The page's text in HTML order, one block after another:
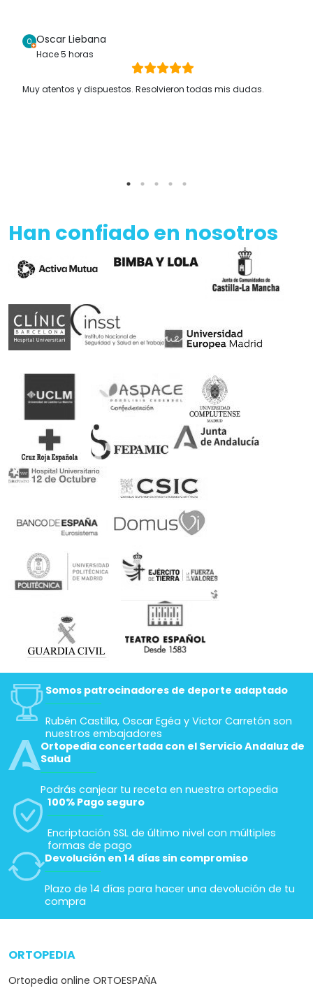
Oscar Liebana
Hace 5 horas
Muy atentos y dispuestos. Resolvieron todas mis dudas.
Han confiado en nosotros
Somos patrocinadores de deporte adaptado
Rubén Castilla, Oscar Egéa y Victor Carretón son
nuestros embajadores
Ortopedia concertada con el Servicio Andaluz de
Salud
Podrás canjear tu receta en nuestra ortopedia
100% Pago seguro
Encriptación SSL de último nivel con múltiples
formas de pago
Devolución en 14 días sin compromiso
Plazo de 14 días para hacer una devolución de tu
compra
ORTOPEDIA
Ortopedia online ORTOESPAÑA